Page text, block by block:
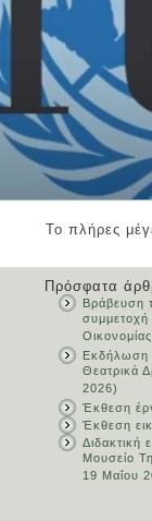
Το πλήρες
Πρόσφατα
Βράβευση
Οικονομίας
Εκδήλωση
Θεατρικά
2026)
Έκθεση
Έκθεση
Διδακτική
Μουσείο
19 Μαΐου